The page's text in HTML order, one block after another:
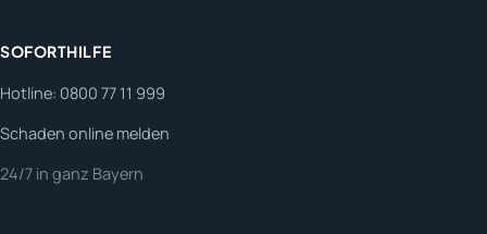
SOFORTHILFE
Hotline: 0800 77 11 999
Schaden online melden
24/7 in ganz Bayern